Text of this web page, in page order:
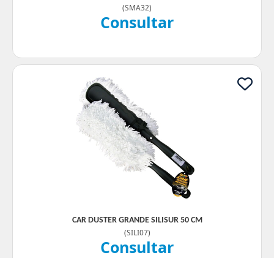
(SMA32)
Consultar
CAR DUSTER GRANDE SILISUR 50 CM
(SILI07)
Consultar